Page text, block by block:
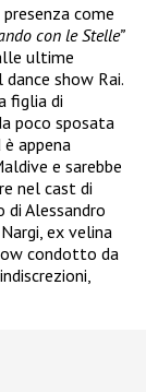
come
con le Stelle”
ultime
show Rai.
figlia di
poco sposata
appena
e sarebbe
nel cast di
Alessandro
ex velina
condotto da